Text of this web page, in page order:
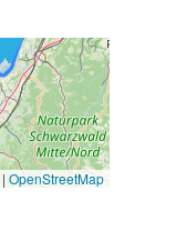
| OpenStreetMap